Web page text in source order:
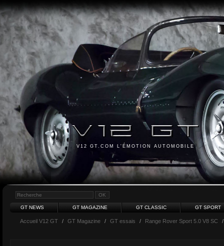
V12 GT.COM L'ÉMOTION AUTOMOBILE
GT NEWS GT MAGAZINE GT CLASSIC GT SPORT
Accueil V12 GT / GT Magazine / GT essais / Range Rover Sport 5.0 V8 SC